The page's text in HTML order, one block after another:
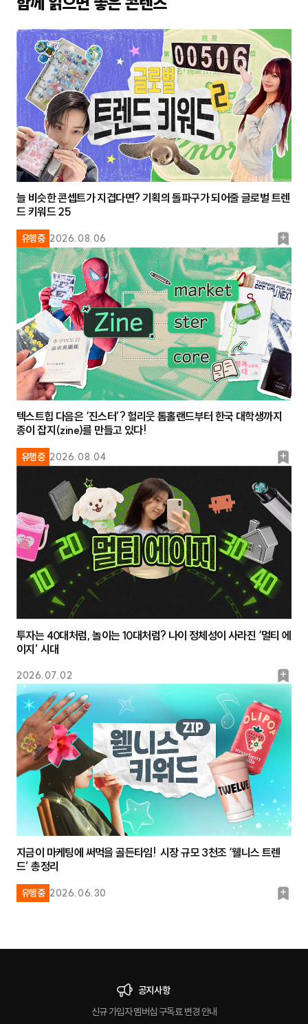
유행중 2026.08.06
북
마
크
늘 비슷한 콘셉트가 지겹다면? 기획의 돌파구가 되어줄 글로벌 트렌
드 키워드 25
유행중 2026.08.04
북
크
텍스트힙 다음은 ‘진스터’? 헐리웃 톰홀랜드부터 한국 대학생까지
종이 잡지(zine)를 만들고 있다!
2026.07.02
북
마
크
투자는 40대처럼, 놀이는 10대처럼? 나이 정체성이 사라진 ‘멀티 에
이지’ 시대
유행중 2026.06.30
북
지금이 마케팅에 써먹을 골든타임! 시장 규모 3천조 ‘웰니스 트렌
드’ 총정리
공지사항
신규 가입자 멤버십 구독료 변경 안내